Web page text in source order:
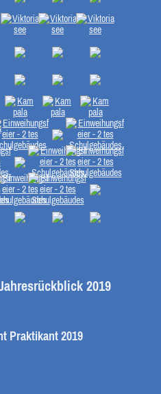
2019
Praktikant 2019